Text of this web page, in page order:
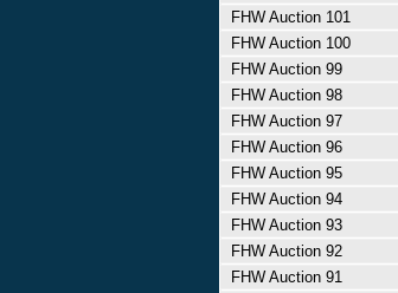
FHW Auction 101
FHW Auction 100
FHW Auction 99
FHW Auction 98
FHW Auction 97
FHW Auction 96
FHW Auction 95
FHW Auction 94
FHW Auction 93
FHW Auction 92
FHW Auction 91